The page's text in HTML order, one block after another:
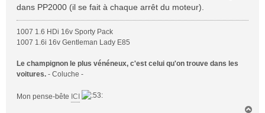
dans PP2000 (il se fait à chaque arrêt du moteur).
1007 1.6 HDi 16v Sporty Pack
1007 1.6i 16v Gentleman Lady E85
Le champignon le plus vénéneux, c'est celui qu'on trouve dans les
voitures. - Coluche -
Mon pense-bête ICI